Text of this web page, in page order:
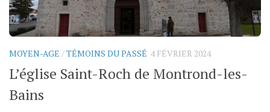
MOYEN-AGE /TÉMOINS DU PASSÉ 4 FÉVRIER 2024
L’église Saint-Roch de Montrond-les-
Bains